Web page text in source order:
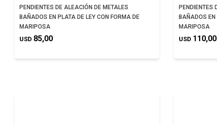
PENDIENTES DE ALEACIÓN DE METALES
BAÑADOS EN PLATA DE LEY CON FORMA DE
MARIPOSA
USD 85,00
PENDIENTES
BAÑADOS EN
MARIPOSA
USD 110,00